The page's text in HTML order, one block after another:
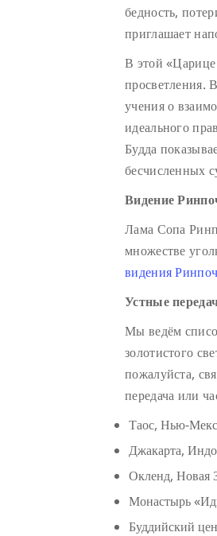
бедность,
приглашает
В этой «Царице
просветления.
учения о
идеального
Будда
бесчисленных
Видение
Лама Сопа
множестве
видения
Устные
Мы ведём
золотистого
пожалуйста,
передача или
Таос, Нью-
Джакарта,
Окленд, Новая
Монастырь
Буддийский